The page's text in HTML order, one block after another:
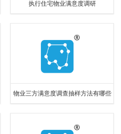
执行住宅物业满意度调研
物业三方满意度调查抽样方法有哪些